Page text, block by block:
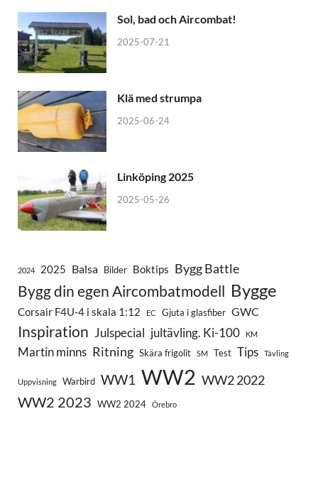
Sol, bad och Aircombat!
2025-07-21
Klä med strumpa
2025-06-24
Linköping 2025
2025-05-26
2024 2025 Balsa Bilder Boktips Bygg Battle
Bygg din egen Aircombatmodell Bygge
Corsair F4U-4 i skala 1:12 EC Gjuta i glasfiber GWC
Inspiration Julspecial jultävling. Ki-100 KM
Martin minns Ritning Skära frigolit SM Test Tips Tävling
Uppvisning Warbird WW1 WW2 WW2 2022
WW2 2023 WW2 2024 Örebro